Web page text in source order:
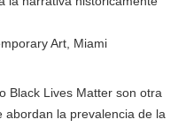
Art, Miami
Black Lives Matter son otra
abordan la prevalencia de la